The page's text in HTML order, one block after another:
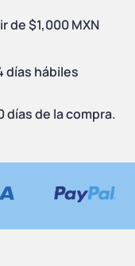
de $1,000 MXN
días hábiles
de la compra.